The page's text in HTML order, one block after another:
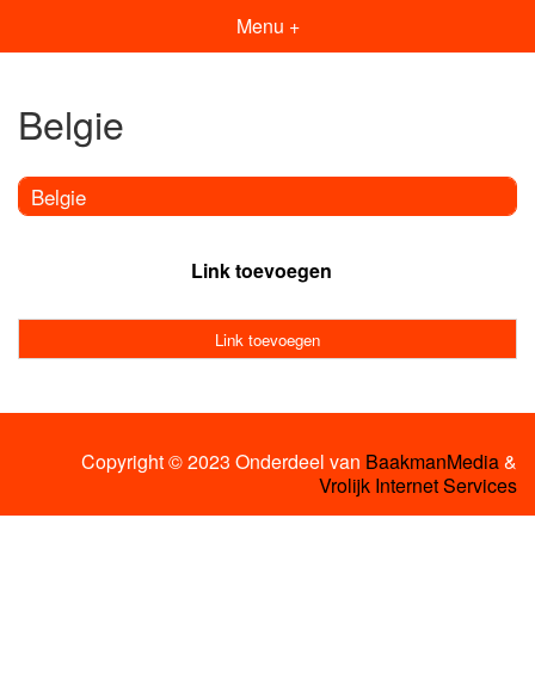
Menu +
Belgie
Belgie
Link toevoegen
Link toevoegen
Copyright © 2023 Onderdeel van BaakmanMedia&
Vrolijk Internet Services